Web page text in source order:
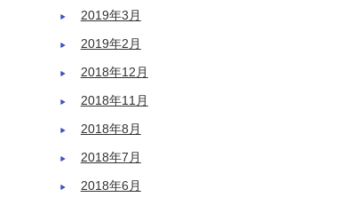
2019年3月
2019年2月
2018年12月
2018年11月
2018年8月
2018年7月
2018年6月